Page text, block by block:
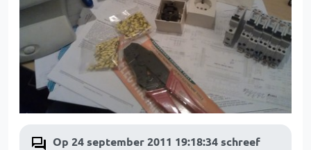
Op 24 september 2011 19:18:34 schreef